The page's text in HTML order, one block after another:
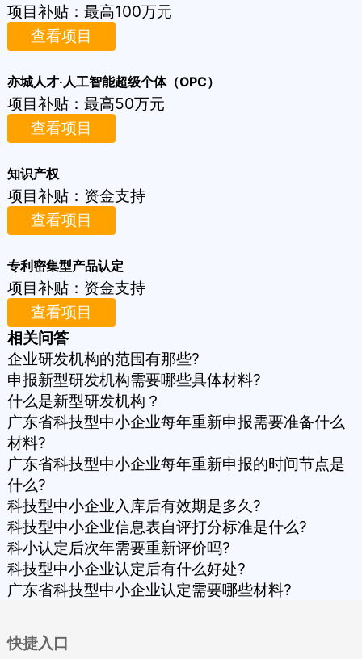
项目补贴： 最高100万元
查看项目
亦城人才·人工智能超级个体（OPC）
项目补贴： 最高50万元
查看项目
知识产权
项目补贴： 资金支持
查看项目
专利密集型产品认定
项目补贴： 资金支持
查看项目
相关问答
企业研发机构的范围有那些?
申报新型研发机构需要哪些具体材料?
什么是新型研发机构？
广东省科技型中小企业每年重新申报需要准备什么
材料?
广东省科技型中小企业每年重新申报的时间节点是
什么?
科技型中小企业入库后有效期是多久?
科技型中小企业信息表自评打分标准是什么?
科小认定后次年需要重新评价吗?
科技型中小企业认定后有什么好处?
广东省科技型中小企业认定需要哪些材料?
快捷入口